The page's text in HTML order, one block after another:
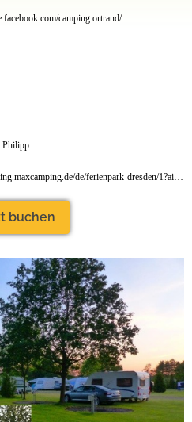
camping.ortrand/
Philipp
booking.maxcamping.de/de/ferienpark-dresden/1?aid=7f1bc0d5-46d3-42f1-a7c0-2db150d1d8fe
buchen